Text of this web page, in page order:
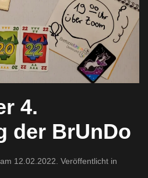
4.
der BrUnDo
am 12.02.2022 . Veröffentlicht in